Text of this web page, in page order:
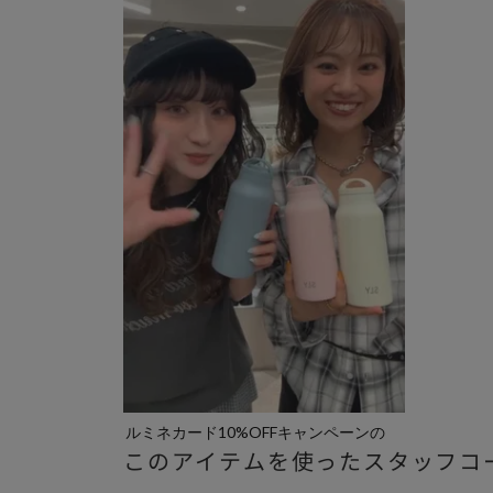
ルミネカード10%OFFキャンペーンの
お...
このアイテムを使ったスタッフコ